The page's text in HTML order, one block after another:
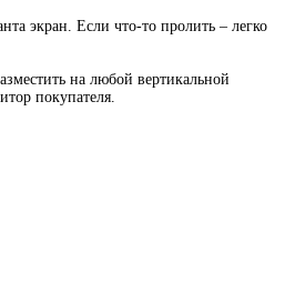
экран. Если что-то пролить – легко
на любой вертикальной
покупателя.